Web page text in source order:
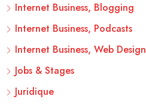
Internet Business, Blogging
Internet Business, Podcasts
Internet Business, Web Design
Jobs & Stages
Juridique